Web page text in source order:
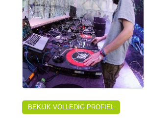
BEKIJK VOLLEDIG PROFIEL